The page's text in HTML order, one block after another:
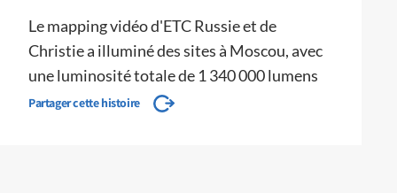
Le mapping vidéo d'ETC Russie et de
Christie a illuminé des sites à Moscou, avec
une luminosité totale de 1 340 000 lumens
Partager cette histoire